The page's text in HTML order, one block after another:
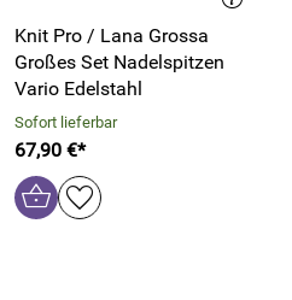
Knit Pro / Lana Grossa
Großes Set Nadelspitzen
Vario Edelstahl
Sofort lieferbar
67,90 €*